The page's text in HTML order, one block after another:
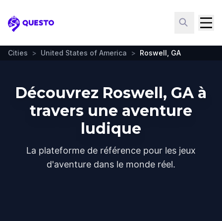
Questo
Cities > United States of America > Roswell, GA
Découvrez Roswell, GA à
travers une aventure
ludique
La plateforme de référence pour les jeux
d'aventure dans le monde réel.